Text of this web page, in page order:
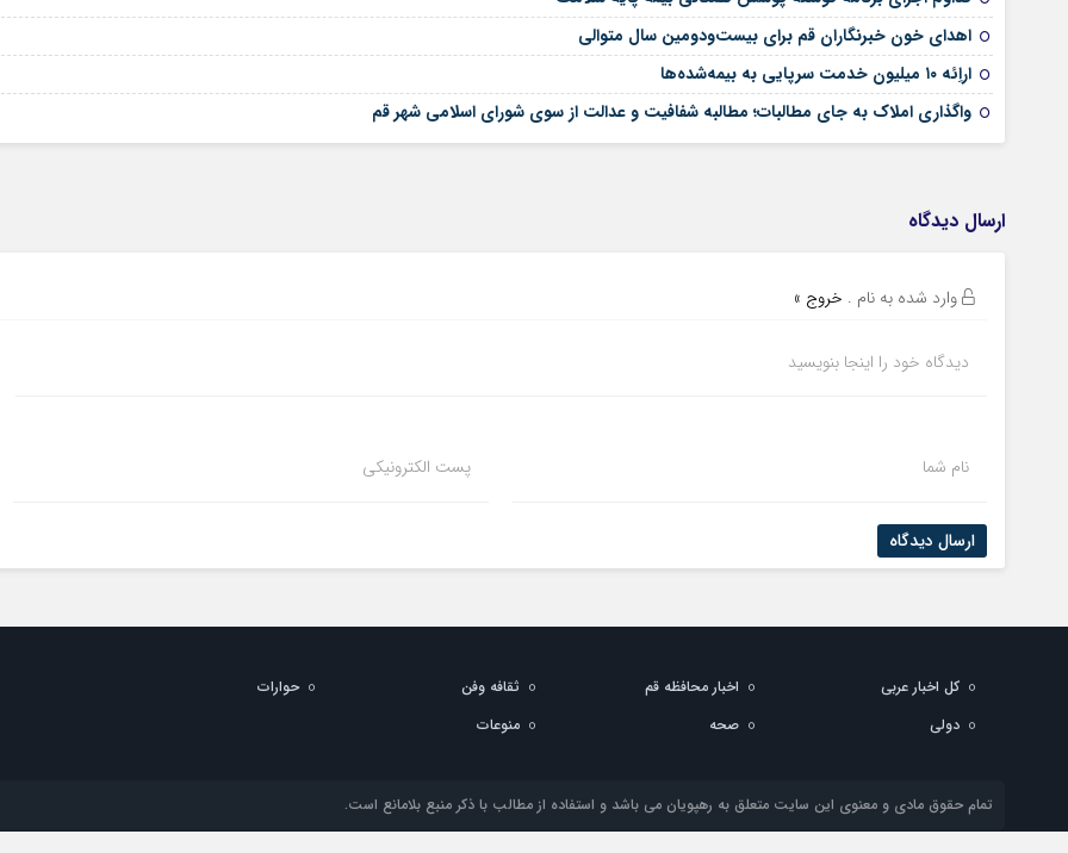
اهدای خون خبرنگاران قم برای بیست‌ودومین سال متوالی
اراِئه ۱۰ میلیون خدمت سرپایی به بیمه‌شده‌ها
واگذاری املاک به جای مطالبات؛ مطالبه شفافیت و عدالت از سوی شورای اسلامی شهر قم
ارسال دیدگاه
وارد شده به نام . خروج »
دیدگاه خود را اینجا بنویسید
نام شما پست الکترونیکی
ارسال دیدگاه
کل اخبار عربی اخبار محافظه قم ثقافه وفن
حوارات
دولي
صحه منوعات
تمام حقوق مادی و معنوی این سایت متعلق به رهپویان می باشد و استفاده از مطالب با ذکر منبع بلامانع است.